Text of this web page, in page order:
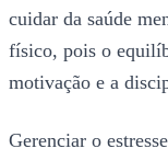
cuidar da saúde
físico, pois o
motivação e a
Gerenciar o